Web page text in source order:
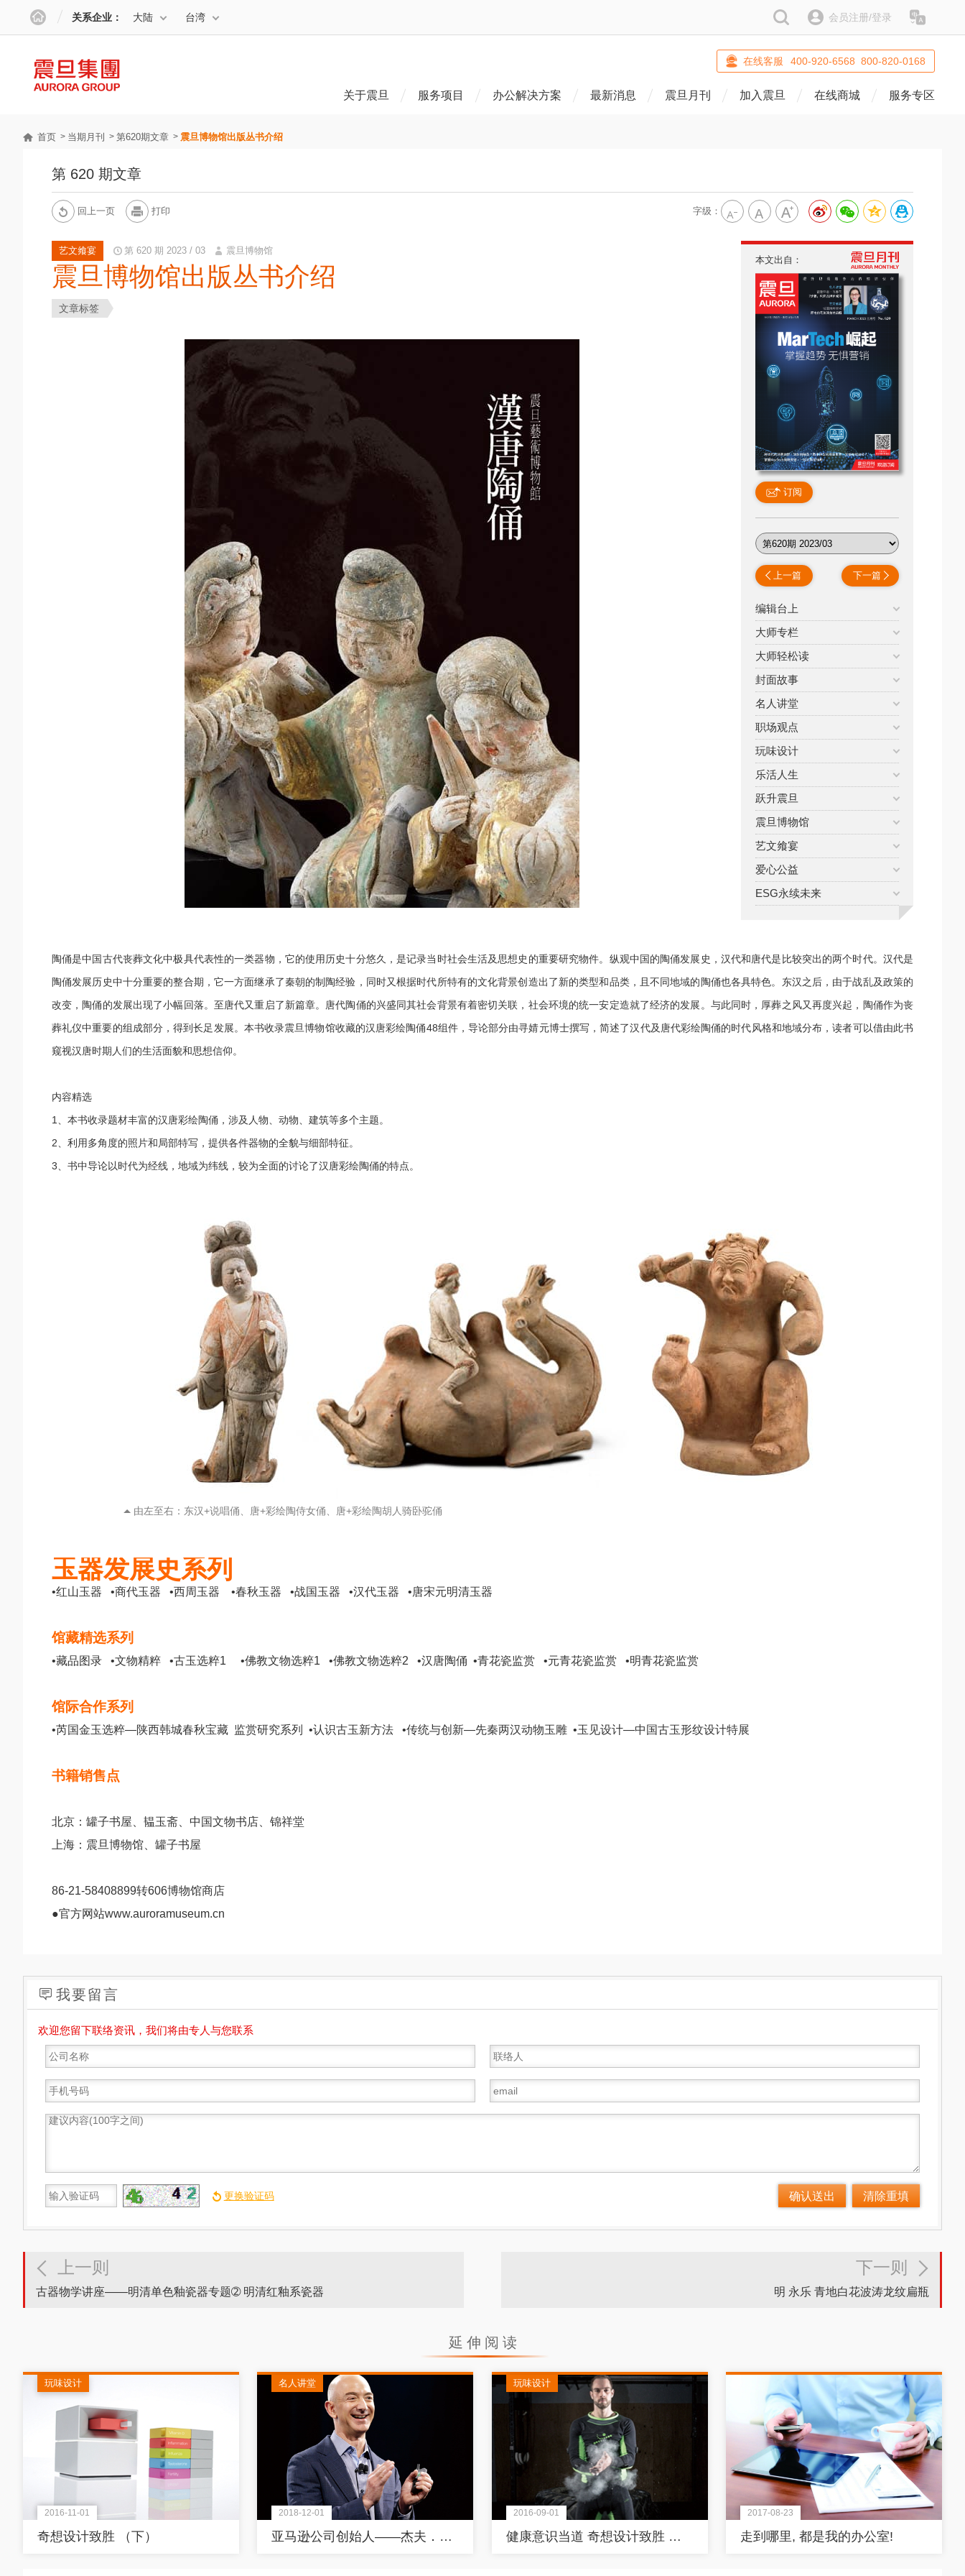
关系企业： 大陆 台湾 搜索 会员注册/登录
在线客服 400-920-6568 800-820-0168
关于震旦 服务项目 办公解决方案 最新消息 震旦月刊 加入震旦 在线商城 服务专区
首页 当期月刊 第620期文章 震旦博物馆出版丛书介绍
第 620 期文章
回上一页 打印 字级：
本文出自：
订阅
下一篇
上一篇
编辑台上
大师专栏
大师轻松读
封面故事
名人讲堂
职场观点
玩味设计
乐活人生
跃升震旦
震旦博物馆
艺文飨宴
爱心公益
ESG永续未来
艺文飨宴 第 620 期 2023 / 03 震旦博物馆
震旦博物馆出版丛书介绍
文章标签
陶俑是中国古代丧葬文化中极具代表性的一类器物，它的使用历史十分悠久，是记录当时社会生活及思想史的重要研究物件。纵观中国的陶俑发展史，汉代和唐代是比较突出的两个时代。汉代是
陶俑发展历史中十分重要的整合期，它一方面继承了秦朝的制陶经验，同时又根据时代所特有的文化背景创造出了新的类型和品类，且不同地域的陶俑也各具特色。东汉之后，由于战乱及政策的
改变，陶俑的发展出现了小幅回落。至唐代又重启了新篇章。唐代陶俑的兴盛同其社会背景有着密切关联，社会环境的统一安定造就了经济的发展。与此同时，厚葬之风又再度兴起，陶俑作为丧
葬礼仪中重要的组成部分，得到长足发展。本书收录震旦博物馆收藏的汉唐彩绘陶俑48组件，导论部分由寻婧元博士撰写，简述了汉代及唐代彩绘陶俑的时代风格和地域分布，读者可以借由此书
窥视汉唐时期人们的生活面貌和思想信仰。
内容精选
1、本书收录题材丰富的汉唐彩绘陶俑，涉及人物、动物、建筑等多个主题。
2、利用多角度的照片和局部特写，提供各件器物的全貌与细部特征。
3、书中导论以时代为经线，地域为纬线，较为全面的讨论了汉唐彩绘陶俑的特点。
由左至右：东汉+说唱俑、唐+彩绘陶侍女俑、唐+彩绘陶胡人骑卧驼俑
玉器发展史系列
•红山玉器 •商代玉器 •西周玉器 •春秋玉器 •战国玉器 •汉代玉器 •唐宋元明清玉器
馆藏精选系列
•藏品图录 •文物精粹 •古玉选粹1 •佛教文物选粹1 •佛教文物选粹2 •汉唐陶俑 •青花瓷监赏 •元青花瓷监赏 •明青花瓷监赏
馆际合作系列
•芮国金玉选粹—陕西韩城春秋宝藏 监赏研究系列 •认识古玉新方法 •传统与创新—先秦两汉动物玉雕 •玉见设计—中国古玉形纹设计特展
书籍销售点
北京：罐子书屋、韫玉斋、中国文物书店、锦祥堂
上海：震旦博物馆、罐子书屋
86-21-58408899转606博物馆商店
●官方网站www.auroramuseum.cn
我要留言
欢迎您留下联络资讯，我们将由专人与您联系
上一则
古器物学讲座——明清单色釉瓷器专题➁ 明清红釉系瓷器
下一则
明 永乐 青地白花波涛龙纹扁瓶
延伸阅读
2016-11-01
玩味设计
奇想设计致胜 （下）
2018-12-01
名人讲堂
亚马逊公司创始人——杰夫．贝佐斯 亚马逊的下一步：征服全球的策略蓝图
2016-09-01
玩味设计
健康意识当道 奇想设计致胜 （上）
2017-08-23
走到哪里, 都是我的办公室!